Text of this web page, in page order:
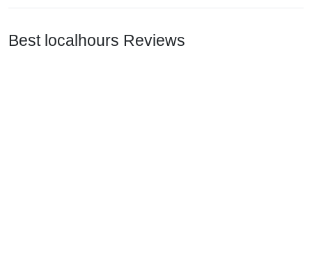
Best localhours Reviews